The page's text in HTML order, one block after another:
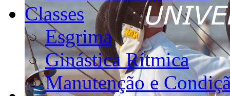
Classes
Esgrima
Ginástica Rítmica
Manutenção e